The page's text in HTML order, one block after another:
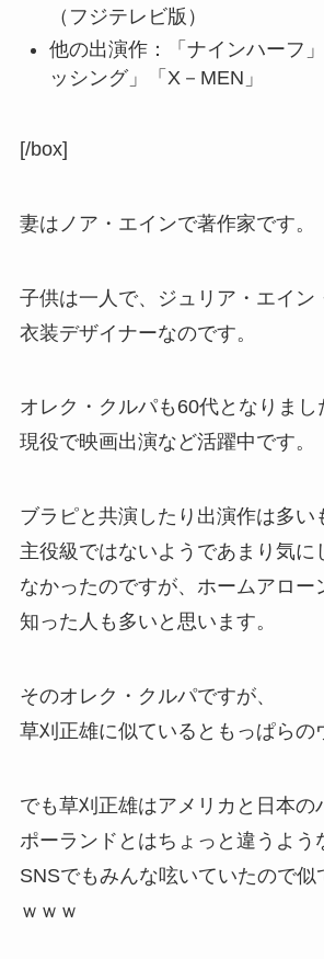
（フジテレビ版）
他の出演作：「ナインハーフ
ッシング」「X－MEN」
[/box]
妻はノア・エインで著作家です。
子供は一人で、ジュリア・エイン
衣装デザイナーなのです。
オレク・クルパも60代となりまし
現役で映画出演など活躍中です。
ブラピと共演したり出演作は多い
主役級ではないようであまり気に
なかったのですが、ホームアロー
知った人も多いと思います。
そのオレク・クルパですが、
草刈正雄に似ている ともっぱらの
でも草刈正雄はアメリカと日本の
ポーランドとはちょっと違うよう
SNSでもみんな呟いていたので似
ｗｗｗ